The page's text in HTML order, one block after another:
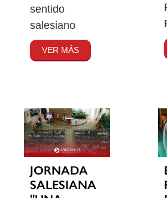
sentido
salesiano
VER MÁS
JORNADA
SALESIANA